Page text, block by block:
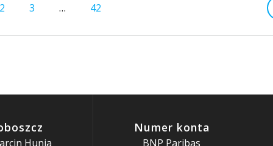
Strona
2 Strona
3 … Strona
42
Hunia
Numer konta
BNP Paribas